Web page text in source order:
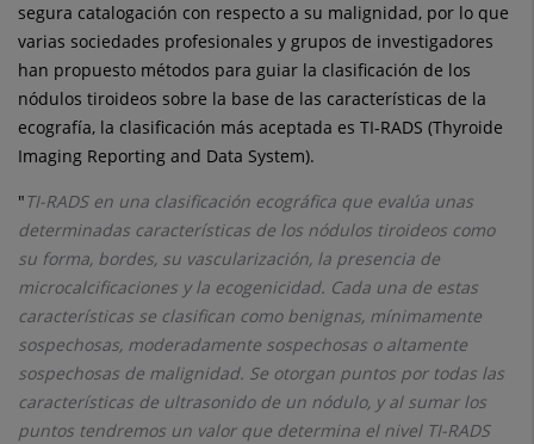
segura catalogación con respecto a su malignidad, por lo que
varias sociedades profesionales y grupos de investigadores
han propuesto métodos para guiar la clasificación de los
nódulos tiroideos sobre la base de las características de la
ecografía, la clasificación más aceptada es TI-RADS (Thyroide
Imaging Reporting and Data System).
"TI-RADS en una clasificación ecográfica que evalúa unas
determinadas características de los nódulos tiroideos como
su forma, bordes, su vascularización, la presencia de
microcalcificaciones y la ecogenicidad. Cada una de estas
características se clasifican como benignas, mínimamente
sospechosas, moderadamente sospechosas o altamente
sospechosas de malignidad. Se otorgan puntos por todas las
características de ultrasonido de un nódulo, y al sumar los
puntos tendremos un valor que determina el nivel TI-RADS